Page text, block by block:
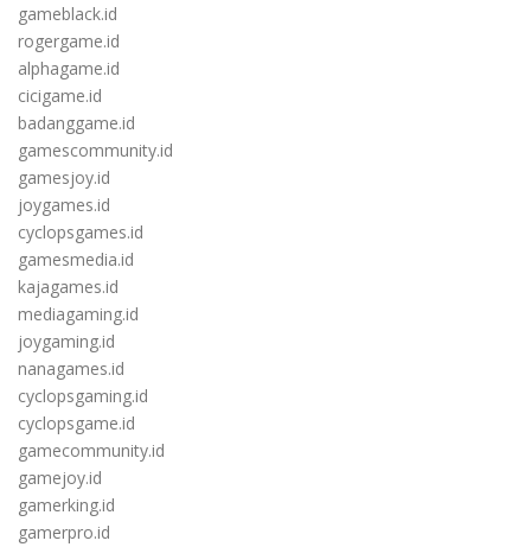
gameblack.id
rogergame.id
alphagame.id
cicigame.id
badanggame.id
gamescommunity.id
gamesjoy.id
joygames.id
cyclopsgames.id
gamesmedia.id
kajagames.id
mediagaming.id
joygaming.id
nanagames.id
cyclopsgaming.id
cyclopsgame.id
gamecommunity.id
gamejoy.id
gamerking.id
gamerpro.id